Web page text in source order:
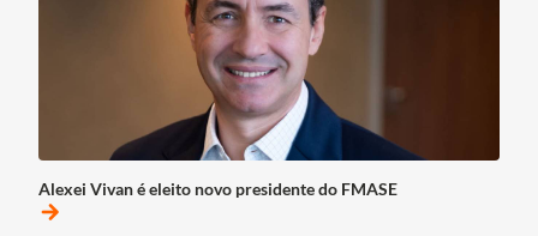
Alexei Vivan é eleito novo presidente do FMASE
arrow_forward